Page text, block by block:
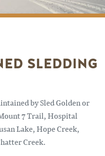
SLEDDING
by Sled Golden or
7 Trail, Hospital
Lake, Hope Creek,
Creek.